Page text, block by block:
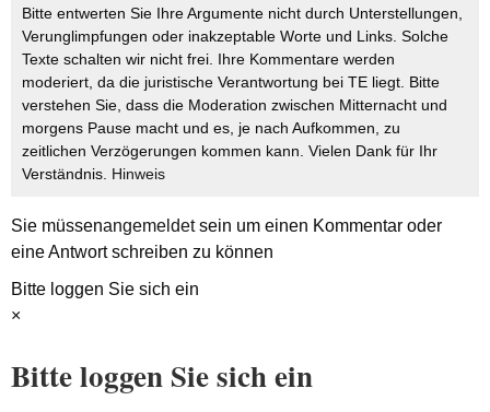
Bitte entwerten Sie Ihre Argumente nicht durch Unterstellungen,
Verunglimpfungen oder inakzeptable Worte und Links. Solche
Texte schalten wir nicht frei. Ihre Kommentare werden
moderiert, da die juristische Verantwortung bei TE liegt. Bitte
verstehen Sie, dass die Moderation zwischen Mitternacht und
morgens Pause macht und es, je nach Aufkommen, zu
zeitlichen Verzögerungen kommen kann. Vielen Dank für Ihr
Verständnis. Hinweis
Sie müssenangemeldetsein um einen Kommentar oder
eine Antwort schreiben zu können
Bitte loggen Sie sich ein
×
Bitte loggen Sie sich ein